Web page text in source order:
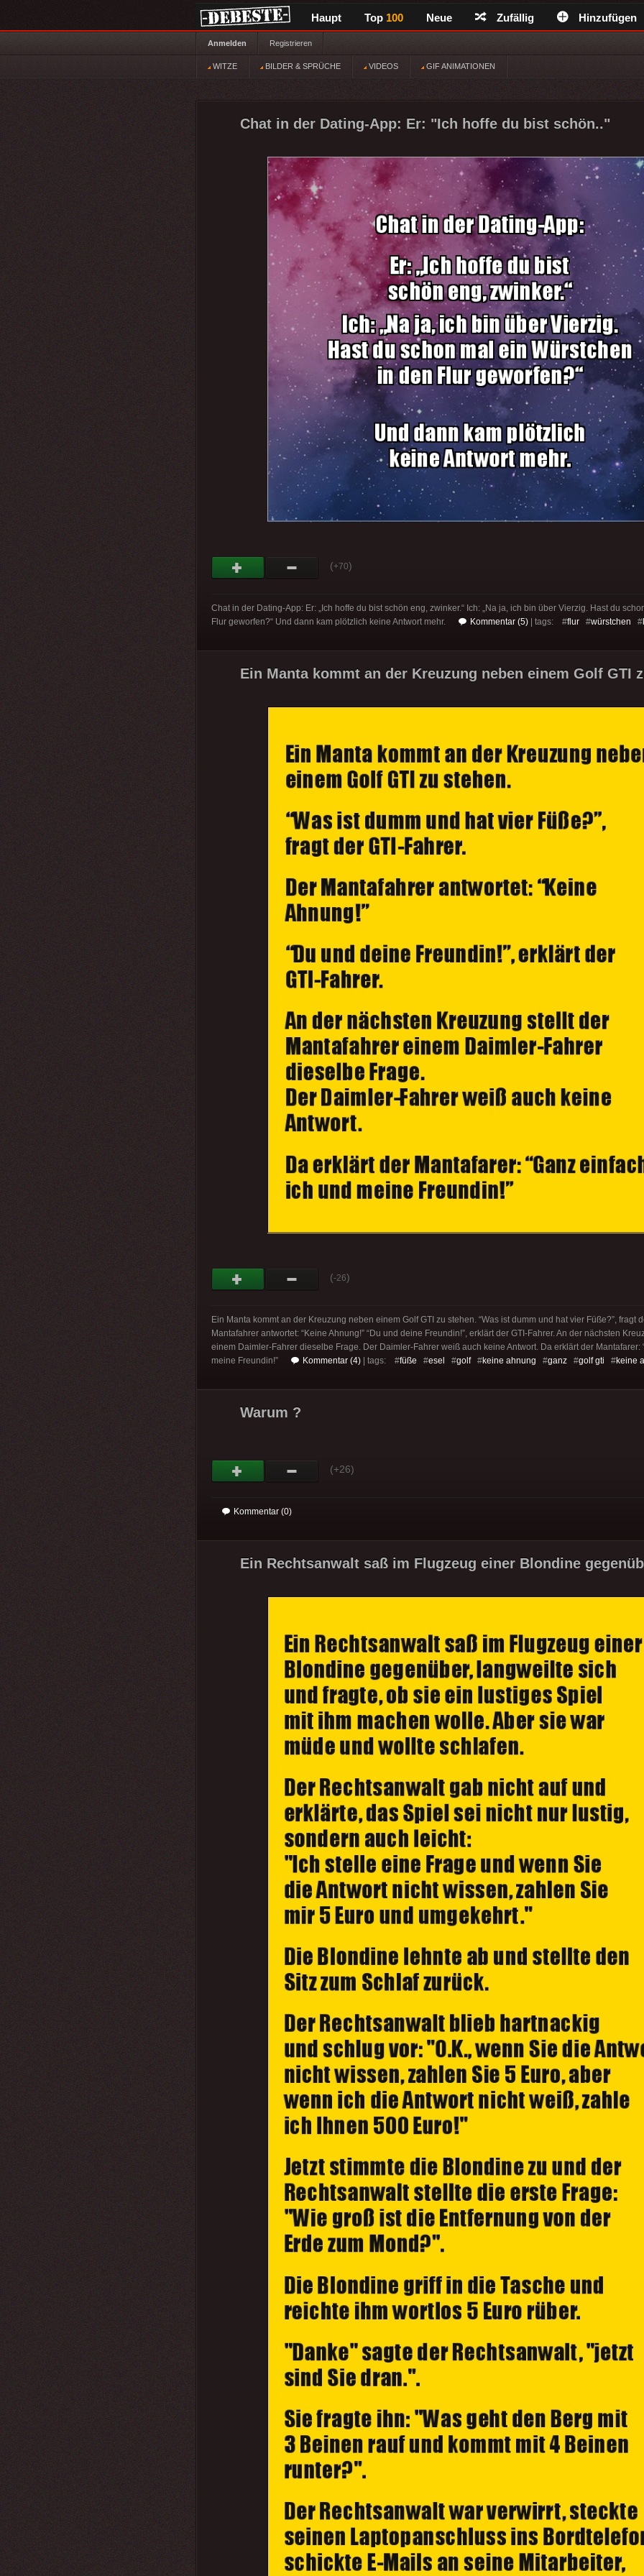
Haupt Top 100 Neue Zufällig Hinzufügen
Anmelden Registrieren
WITZE BILDER & SPRÜCHE VIDEOS GIF ANIMATIONEN
Chat in der Dating-App: Er: "Ich hoffe du bist schön.."
(+70)
Chat in der Dating-App: Er: „Ich hoffe du bist schön eng, zwinker.“ Ich: „Na ja, ich bin über Vierzig. Hast du
Flur geworfen?“ Und dann kam plötzlich keine Antwort mehr.
Kommentar (5) | tags: #flur #würstchen #
Ein Manta kommt an der Kreuzung neben einem Golf GTI
(-26)
Ein Manta kommt an der Kreuzung neben einem Golf GTI zu stehen. “Was ist dumm und hat vier Füße?”, fragt
Mantafahrer antwortet: “Keine Ahnung!” “Du und deine Freundin!”, erklärt der GTI-Fahrer. An der nächsten
einem Daimler-Fahrer dieselbe Frage. Der Daimler-Fahrer weiß auch keine Antwort. Da erklärt der Mantafarer:
meine Freundin!”
Kommentar (4) | tags: #füße #esel #golf#keine ahnung #ganz #golf gti #keine
Warum ?
(+26)
Kommentar (0)
Ein Rechtsanwalt saß im Flugzeug einer Blondine